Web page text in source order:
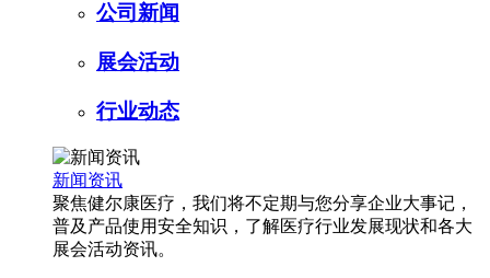
公司新闻
展会活动
行业动态
新闻资讯
聚焦健尔康医疗，我们将不定期与您分享企业大事记，
普及产品使用安全知识，了解医疗行业发展现状和各大
展会活动资讯。